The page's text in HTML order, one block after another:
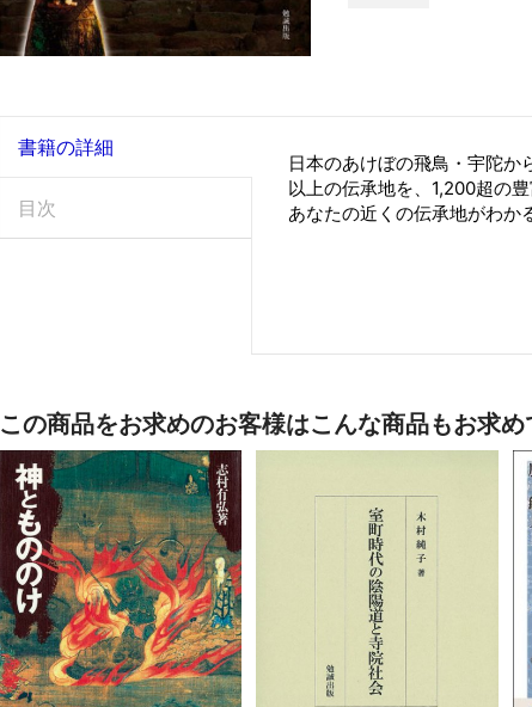
書籍の詳細
目次
日本のあけぼの飛鳥・宇陀
以上の伝承地を、1,200超の
あなたの近くの伝承地がわか
この商品をお求めのお客様はこんな商品もお求め